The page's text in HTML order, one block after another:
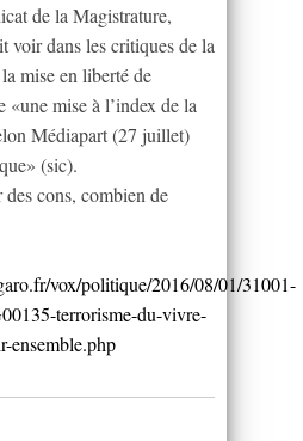
de la Magistrature,
voir dans les critiques de la
mise en liberté de
«une mise à l’index de la
Médiapart (27 juillet)
(sic).
cons, combien de
vox/politique/2016/08/01/31001-
terrorisme-du-vivre-
ensemble.php